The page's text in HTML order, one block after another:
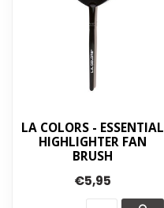
LA COLORS - ESSENTIAL
HIGHLIGHTER FAN
BRUSH
€5,95